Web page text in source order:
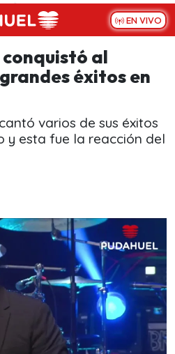
EN VIVO
conquistó al
éxitos en
varios de sus éxitos
y esta fue la reacción del